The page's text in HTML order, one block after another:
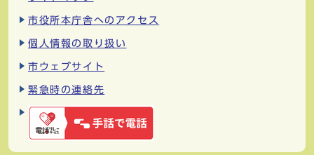
市役所本庁舎へのアクセス
個人情報の取り扱い
市ウェブサイト
緊急時の連絡先